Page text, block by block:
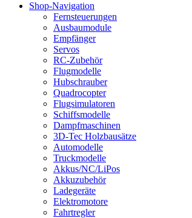
Shop-Navigation
Fernsteuerungen
Ausbaumodule
Empfänger
Servos
RC-Zubehör
Flugmodelle
Hubschrauber
Quadrocopter
Flugsimulatoren
Schiffsmodelle
Dampfmaschinen
3D-Tec Holzbausätze
Automodelle
Truckmodelle
Akkus/NC/LiPos
Akkuzubehör
Ladegeräte
Elektromotore
Fahrtregler